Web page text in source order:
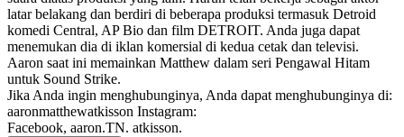
latar belakang dan berdiri di beberapa produksi termasuk Detroid
komedi Central, AP Bio dan film DETROIT. Anda juga dapat
menemukan dia di iklan komersial di kedua cetak dan televisi.
Aaron saat ini memainkan Matthew dalam seri Pengawal Hitam
untuk Sound Strike.
Jika Anda ingin menghubunginya, Anda dapat menghubunginya di:
aaronmatthewatkisson Instagram:
Facebook, aaron.TN. atkisson.